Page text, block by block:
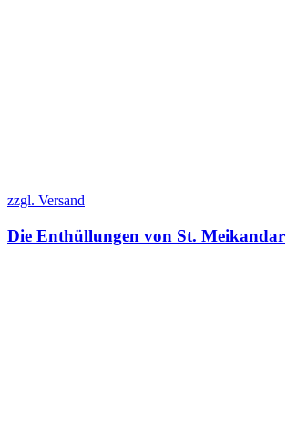
zzgl. Versand
Die Enthüllungen von St. Meikandar